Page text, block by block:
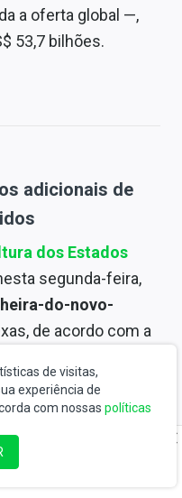
a oferta global —,
53,7 bilhões.
adicionais de
dos Estados
segunda-feira,
do-novo-
de acordo com a
Animal e Vegetal
afetaram um
e uma cabra no
de visitas,
experiência de
com nossas políticas